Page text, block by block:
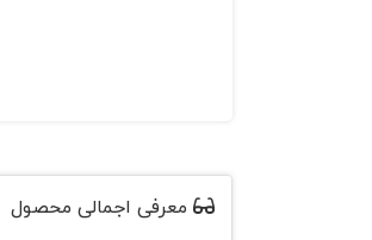
معرفی اجمالی محصول